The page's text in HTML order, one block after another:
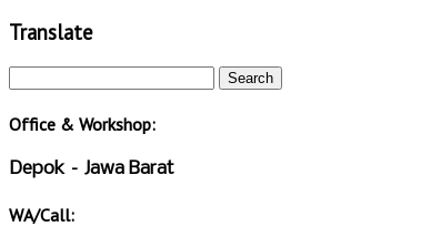
Translate
Office & Workshop:
Depok – Jawa Barat
WA/Call: